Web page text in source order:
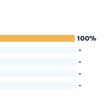
100%
-
-
-
-